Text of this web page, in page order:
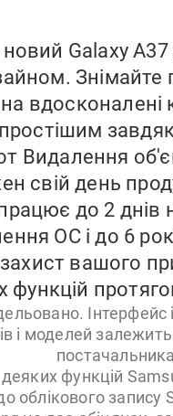
новий Galaxy
Знімайте
Видалення
свій день
до 2 днів
ОС і до 6
вашого
функцій
Інтерфейс
і моделей залежить
функцій
облікового запису